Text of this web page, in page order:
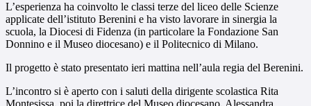
L’esperienza ha coinvolto le classi terze del liceo delle Scienze
applicate dell’istituto Berenini e ha visto lavorare in sinergia la
scuola, la Diocesi di Fidenza (in particolare la Fondazione San
Donnino e il Museo diocesano) e il Politecnico di Milano.
Il progetto è stato presentato ieri mattina nell’aula regia del Berenini.
L’incontro si è aperto con i saluti della dirigente scolastica Rita